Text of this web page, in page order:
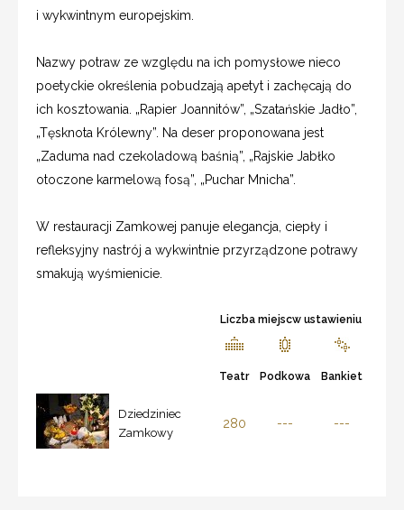
i wykwintnym europejskim.
Nazwy potraw ze względu na ich pomysłowe nieco
poetyckie określenia pobudzają apetyt i zachęcają do
ich kosztowania. „Rapier Joannitów”, „Szatańskie Jadło”,
„Tęsknota Królewny”. Na deser proponowana jest
„Zaduma nad czekoladową baśnią”, „Rajskie Jabłko
otoczone karmelową fosą”, „Puchar Mnicha”.
W restauracji Zamkowej panuje elegancja, ciepły i
refleksyjny nastrój a wykwintnie przyrządzone potrawy
smakują wyśmienicie.
Liczba miejscw ustawieniu
Teatr Podkowa Bankiet
Dziedziniec
Zamkowy
280 --- ---